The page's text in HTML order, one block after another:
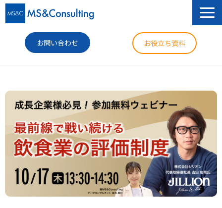
お問い合わせ お役立ち資料
セミナー
導入事例
コラム
ニュース